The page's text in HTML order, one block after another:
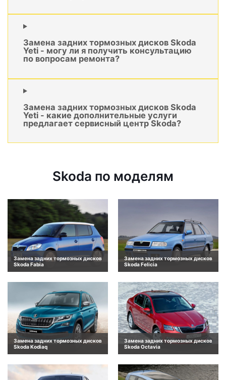
Замена задних тормозных дисков Skoda
Yeti - могу ли я получить консультацию
по вопросам ремонта?
Замена задних тормозных дисков Skoda
Yeti - какие дополнительные услуги
предлагает сервисный центр Skoda?
Skoda по моделям
Замена задних тормозных дисков
Skoda Fabia
Замена задних тормозных дисков
Skoda Felicia
Замена задних тормозных дисков
Skoda Kodiaq
Замена задних тормозных дисков
Skoda Octavia